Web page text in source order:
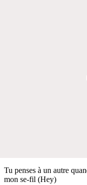
Tu penses à un autre
mon se-fil (Hey)